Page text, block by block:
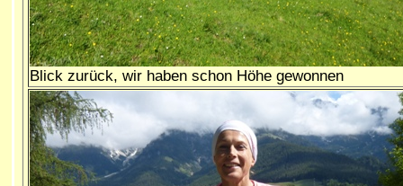
Blick zurück, wir haben schon Höhe gewonnen